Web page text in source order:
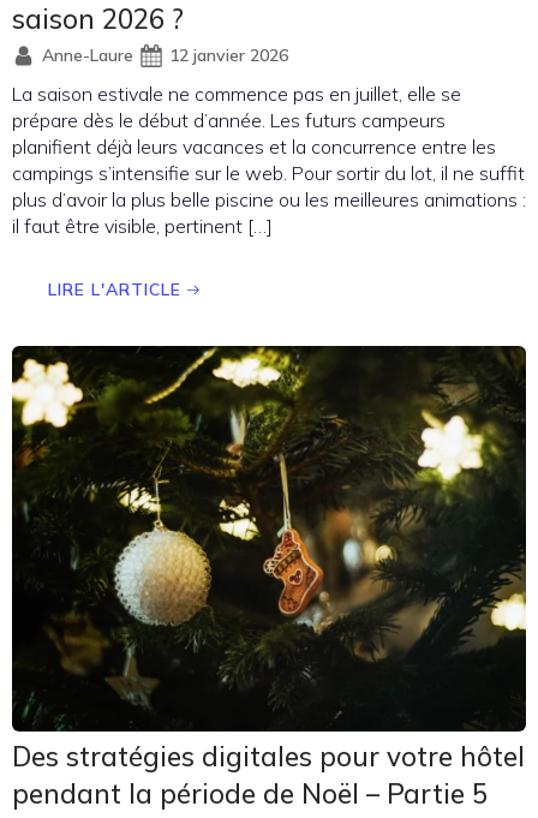
saison 2026 ?
Anne-Laure 12 janvier 2026
La saison estivale ne commence pas en juillet, elle se
prépare dès le début d’année. Les futurs campeurs
planifient déjà leurs vacances et la concurrence entre les
campings s’intensifie sur le web. Pour sortir du lot, il ne suffit
plus d’avoir la plus belle piscine ou les meilleures animations :
il faut être visible, pertinent […]
LIRE L'ARTICLE
Des stratégies digitales pour votre hôtel
pendant la période de Noël – Partie 5